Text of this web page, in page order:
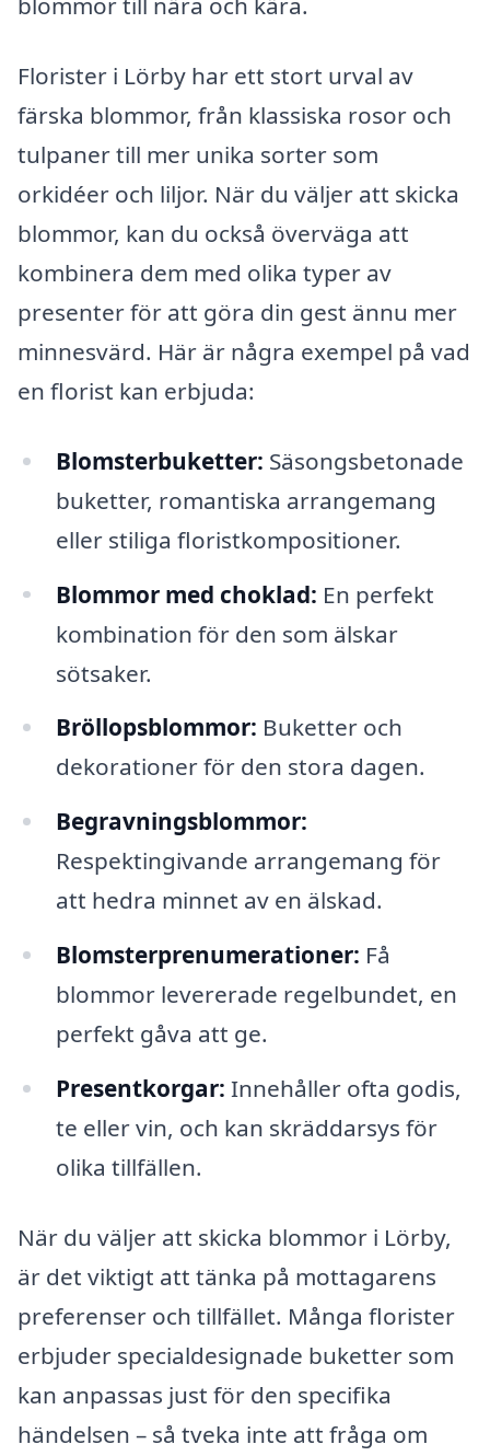
Florister i Lörby har ett stort urval av
färska blommor, från klassiska rosor och
tulpaner till mer unika sorter som
orkidéer och liljor. När du väljer att skicka
blommor, kan du också överväga att
kombinera dem med olika typer av
presenter för att göra din gest ännu mer
minnesvärd. Här är några exempel på vad
en florist kan erbjuda:
Blomsterbuketter: Säsongsbetonade
buketter, romantiska arrangemang
eller stiliga floristkompositioner.
Blommor med choklad: En perfekt
kombination för den som älskar
sötsaker.
Bröllopsblommor: Buketter och
dekorationer för den stora dagen.
Begravningsblommor:
Respektingivande arrangemang för
att hedra minnet av en älskad.
Blomsterprenumerationer: Få
blommor levererade regelbundet, en
perfekt gåva att ge.
Presentkorgar: Innehåller ofta godis,
te eller vin, och kan skräddarsys för
olika tillfällen.
När du väljer att skicka blommor i Lörby,
är det viktigt att tänka på mottagarens
preferenser och tillfället. Många florister
erbjuder specialdesignade buketter som
kan anpassas just för den specifika
händelsen – så tveka inte att fråga om